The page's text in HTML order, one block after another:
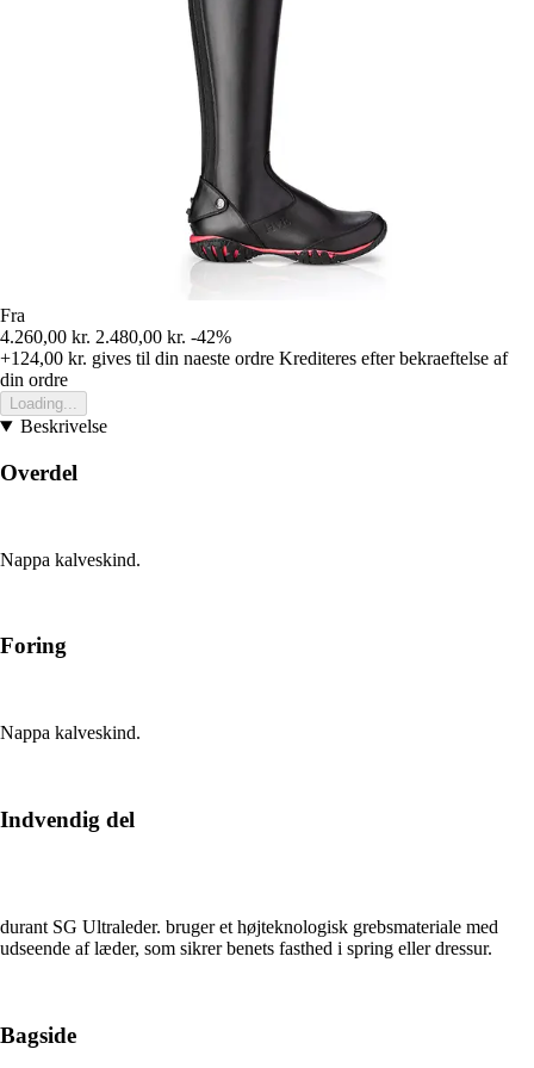
Fra
4.260,00 kr. 2.480,00 kr. -42%
+124,00 kr. gives til din naeste ordre Krediteres efter bekraeftelse af
din ordre
Loading...
Beskrivelse
Overdel
Nappa kalveskind.
Foring
Nappa kalveskind.
Indvendig del
durant SG Ultraleder. bruger et højteknologisk grebsmateriale med
udseende af læder, som sikrer benets fasthed i spring eller dressur.
Bagside